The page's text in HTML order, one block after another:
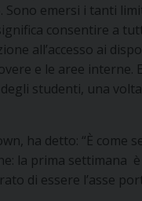
emersi i tanti
consentire a
all’accesso ai
e le aree interne.
studenti, una
ha detto: “È come
la prima settimana
di essere l’asse